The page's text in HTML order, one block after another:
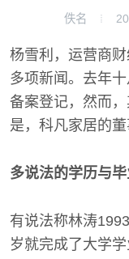
佚名
杨雪利，运营商
多项新闻。去年
备案登记，然而
是，科凡家居的
多说法的学历与
有说法称林涛
岁就完成了大学